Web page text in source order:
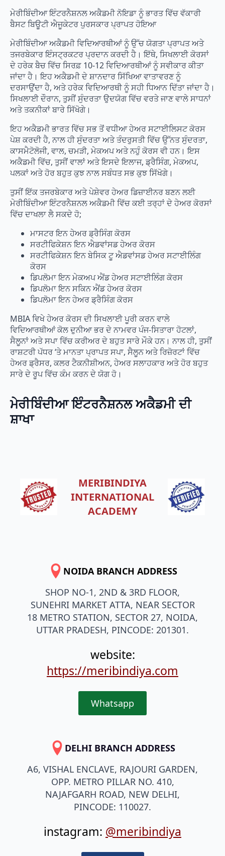
ਮੇਰੀਬਿੰਦੀਆ ਇੰਟਰਨੈਸ਼ਨਲ ਅਕੈਡਮੀ ਨੋਇਡਾ ਨੂੰ ਭਾਰਤ ਵਿੱਚ ਵੱਕਾਰੀ
ਬੈਸਟ ਬਿਊਟੀ ਐਜੂਕੇਟਰ ਪੁਰਸਕਾਰ ਪ੍ਰਾਪਤ ਹੋਇਆ
ਮੇਰੀਬਿੰਦੀਆ ਅਕੈਡਮੀ ਵਿਦਿਆਰਥੀਆਂ ਨੂੰ ਉੱਚ ਯੋਗਤਾ ਪ੍ਰਾਪਤ ਅਤੇ
ਤਜਰਬੇਕਾਰ ਇੰਸਟ੍ਰਕਟਰ ਪ੍ਰਦਾਨ ਕਰਦੀ ਹੈ। ਇੱਥੇ, ਸਿਖਲਾਈ ਕੋਰਸਾਂ
ਦੇ ਹਰੇਕ ਬੈਚ ਵਿੱਚ ਸਿਰਫ਼ 10-12 ਵਿਦਿਆਰਥੀਆਂ ਨੂੰ ਸਵੀਕਾਰ ਕੀਤਾ
ਜਾਂਦਾ ਹੈ। ਇਹ ਅਕੈਡਮੀ ਦੇ ਸ਼ਾਨਦਾਰ ਸਿੱਖਿਆ ਵਾਤਾਵਰਣ ਨੂੰ
ਦਰਸਾਉਂਦਾ ਹੈ, ਅਤੇ ਹਰੇਕ ਵਿਦਿਆਰਥੀ ਨੂੰ ਸਹੀ ਧਿਆਨ ਦਿੱਤਾ ਜਾਂਦਾ ਹੈ।
ਸਿਖਲਾਈ ਦੌਰਾਨ, ਤੁਸੀਂ ਸੁੰਦਰਤਾ ਉਦਯੋਗ ਵਿੱਚ ਵਰਤੇ ਜਾਣ ਵਾਲੇ ਸਾਧਨਾਂ
ਅਤੇ ਤਕਨੀਕਾਂ ਬਾਰੇ ਸਿੱਖੋਗੇ।
ਇਹ ਅਕੈਡਮੀ ਭਾਰਤ ਵਿੱਚ ਸਭ ਤੋਂ ਵਧੀਆ ਹੇਅਰ ਸਟਾਈਲਿਸਟ ਕੋਰਸ
ਪੇਸ਼ ਕਰਦੀ ਹੈ, ਨਾਲ ਹੀ ਸੁੰਦਰਤਾ ਅਤੇ ਤੰਦਰੁਸਤੀ ਵਿੱਚ ਉੱਨਤ ਸੁੰਦਰਤਾ,
ਕਾਸਮੈਟੋਲੋਜੀ, ਵਾਲ, ਚਮੜੀ, ਮੇਕਅਪ ਅਤੇ ਨਹੁੰ ਕੋਰਸ ਵੀ ਹਨ। ਇਸ
ਅਕੈਡਮੀ ਵਿੱਚ, ਤੁਸੀਂ ਵਾਲਾਂ ਅਤੇ ਇਸਦੇ ਇਲਾਜ, ਡ੍ਰੈਸਿੰਗ, ਮੇਕਅਪ,
ਪਲਕਾਂ ਅਤੇ ਹੋਰ ਬਹੁਤ ਕੁਝ ਨਾਲ ਸਬੰਧਤ ਸਭ ਕੁਝ ਸਿੱਖੋਗੇ।
ਤੁਸੀਂ ਇੱਕ ਤਜਰਬੇਕਾਰ ਅਤੇ ਪੇਸ਼ੇਵਰ ਹੇਅਰ ਡਿਜ਼ਾਈਨਰ ਬਣਨ ਲਈ
ਮੇਰੀਬਿੰਦੀਆ ਇੰਟਰਨੈਸ਼ਨਲ ਅਕੈਡਮੀ ਵਿੱਚ ਕਈ ਤਰ੍ਹਾਂ ਦੇ ਹੇਅਰ ਕੋਰਸਾਂ
ਵਿੱਚ ਦਾਖਲਾ ਲੈ ਸਕਦੇ ਹੋ;
ਮਾਸਟਰ ਇਨ ਹੇਅਰ ਡ੍ਰੈਸਿੰਗ ਕੋਰਸ
ਸਰਟੀਫਿਕੇਸ਼ਨ ਇਨ ਐਡਵਾਂਸਡ ਹੇਅਰ ਕੋਰਸ
ਸਰਟੀਫਿਕੇਸ਼ਨ ਇਨ ਬੇਸਿਕ ਟੂ ਐਡਵਾਂਸਡ ਹੇਅਰ ਸਟਾਈਲਿੰਗ
ਕੋਰਸ
ਡਿਪਲੋਮਾ ਇਨ ਮੇਕਅਪ ਐਂਡ ਹੇਅਰ ਸਟਾਈਲਿੰਗ ਕੋਰਸ
ਡਿਪਲੋਮਾ ਇਨ ਸਕਿਨ ਐਂਡ ਹੇਅਰ ਕੋਰਸ
ਡਿਪਲੋਮਾ ਇਨ ਹੇਅਰ ਡ੍ਰੈਸਿੰਗ ਕੋਰਸ
MBIA ਵਿਖੇ ਹੇਅਰ ਕੋਰਸ ਦੀ ਸਿਖਲਾਈ ਪੂਰੀ ਕਰਨ ਵਾਲੇ
ਵਿਦਿਆਰਥੀਆਂ ਕੋਲ ਦੁਨੀਆ ਭਰ ਦੇ ਨਾਮਵਰ ਪੰਜ-ਸਿਤਾਰਾ ਹੋਟਲਾਂ,
ਸੈਲੂਨਾਂ ਅਤੇ ਸਪਾ ਵਿੱਚ ਕਰੀਅਰ ਦੇ ਬਹੁਤ ਸਾਰੇ ਮੌਕੇ ਹਨ। ਨਾਲ ਹੀ, ਤੁਸੀਂ
ਰਾਸ਼ਟਰੀ ਪੱਧਰ ‘ਤੇ ਮਾਨਤਾ ਪ੍ਰਾਪਤ ਸਪਾ, ਸੈਲੂਨ ਅਤੇ ਰਿਜ਼ੋਰਟਾਂ ਵਿੱਚ
ਹੇਅਰ ਡ੍ਰੈਸਰ, ਕਲਰ ਟੈਕਨੀਸ਼ੀਅਨ, ਹੇਅਰ ਸਲਾਹਕਾਰ ਅਤੇ ਹੋਰ ਬਹੁਤ
ਸਾਰੇ ਦੇ ਰੂਪ ਵਿੱਚ ਕੰਮ ਕਰਨ ਦੇ ਯੋਗ ਹੋ।
ਮੇਰੀਬਿੰਦੀਆ ਇੰਟਰਨੈਸ਼ਨਲ ਅਕੈਡਮੀ ਦੀ
ਸ਼ਾਖਾ
MERIBINDIYA
INTERNATIONAL
ACADEMY
NOIDA BRANCH ADDRESS
SHOP NO-1, 2ND & 3RD FLOOR,
SUNEHRI MARKET ATTA, NEAR SECTOR
18 METRO STATION, SECTOR 27, NOIDA,
UTTAR PRADESH, PINCODE: 201301.
website:
https://meribindiya.com
Whatsapp
DELHI BRANCH ADDRESS
A6, VISHAL ENCLAVE, RAJOURI GARDEN,
OPP. METRO PILLAR NO. 410,
NAJAFGARH ROAD, NEW DELHI,
PINCODE: 110027.
instagram: @meribindiya